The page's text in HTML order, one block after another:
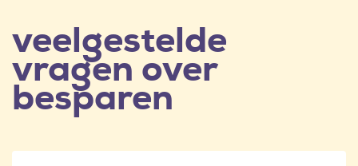
veelgestelde
vragen over
besparen